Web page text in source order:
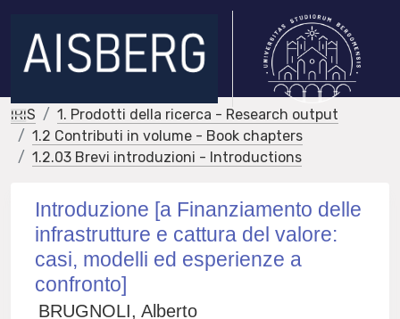
IRIS
1. Prodotti della ricerca - Research output
1.2 Contributi in volume - Book chapters
1.2.03 Brevi introduzioni - Introductions
Introduzione [a Finanziamento delle
infrastrutture e cattura del valore:
casi, modelli ed esperienze a
confronto]
BRUGNOLI, Alberto